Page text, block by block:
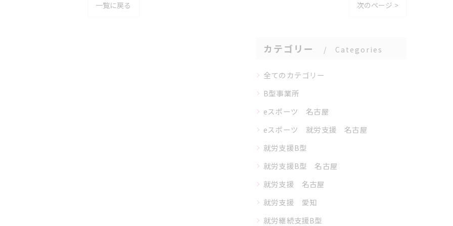
一覧に戻る 次のページ >
カテゴリー Categories
全てのカテゴリー
B型事業所
eスポーツ 名古屋
eスポーツ 就労支援 名古屋
就労支援B型
就労支援B型 名古屋
就労支援 名古屋
就労支援 愛知
就労継続支援B型